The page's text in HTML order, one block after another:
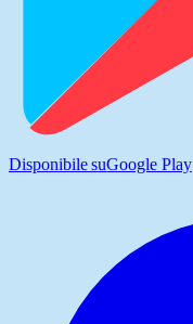
Disponibile suGoogle Play